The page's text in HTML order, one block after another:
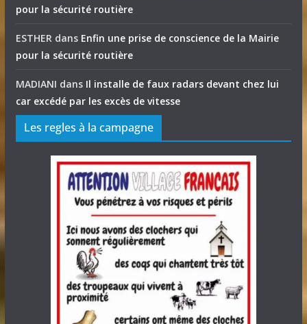
pour la sécurité routière
ESTHERdans Enfin une prise de conscience de la Mairie
pour la sécurité routière
MADIANI dans Il installe de faux radars devant chez lui
car excédé par les excès de vitesse
Les regles à la campagne